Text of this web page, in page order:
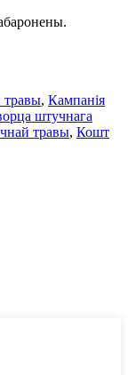
, Кампанія
штучнага
травы, Кошт